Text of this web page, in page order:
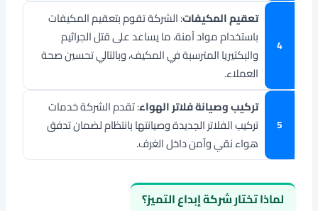
تعقيم المكيفات: الشركة تقوم بتعقيم المكيفات
باستخدام مواد آمنة، ما يساعد على قتل الجراثيم
والبكتيريا المترسبة في المكيف، وبالتالي تحسين صحة
العملاء.
تركيب وصيانة فلاتر الهواء: تقدم الشركة خدمات
تركيب الفلاتر الجديدة وصيانتها بانتظام لضمان تدفق
هواء نقي وآمن داخل الغرف.
لماذا تختار شركة إبداع التميز؟